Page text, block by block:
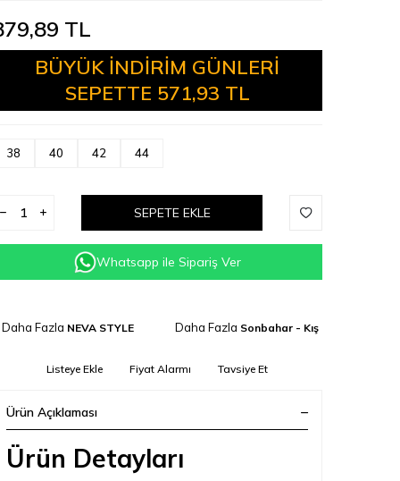
TL
BÜYÜK İNDİRİM GÜNLERİ
SEPETTE 571,93 TL
38 40 42 44
SEPETE EKLE
Whatsapp ile Sipariş Ver
Daha Fazla NEVA STYLE Daha Fazla Sonbahar - Kış
Listeye Ekle Fiyat Alarmı Tavsiye Et
Ürün Açıklaması
Ürün Detayları